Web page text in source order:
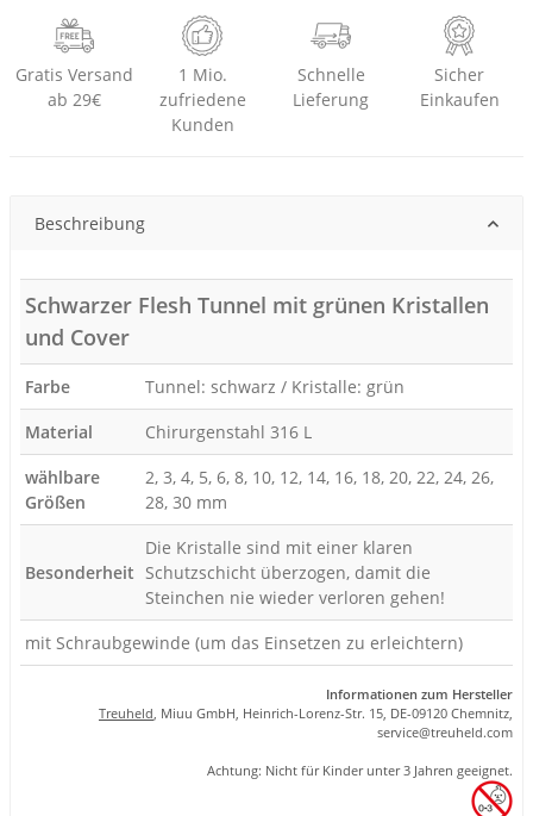
Gratis Versand
ab 29€
1 Mio.
zufriedene
Kunden
Schnelle
Lieferung
Sicher
Einkaufen
Beschreibung
Schwarzer Flesh Tunnel mit grünen Kristallen
und Cover
Farbe
Tunnel: schwarz / Kristalle: grün
Material
Chirurgenstahl 316 L
wählbare
Größen
2, 3, 4, 5, 6, 8, 10, 12, 14, 16, 18, 20, 22, 24, 26,
28, 30 mm
Besonderheit
Die Kristalle sind mit einer klaren
Schutzschicht überzogen, damit die
Steinchen nie wieder verloren gehen!
mit Schraubgewinde (um das Einsetzen zu erleichtern)
Informationen zum Hersteller
Treuheld, Miuu GmbH, Heinrich-Lorenz-Str. 15, DE-09120 Chemnitz,
service@treuheld.com
Achtung: Nicht für Kinder unter 3 Jahren geeignet.